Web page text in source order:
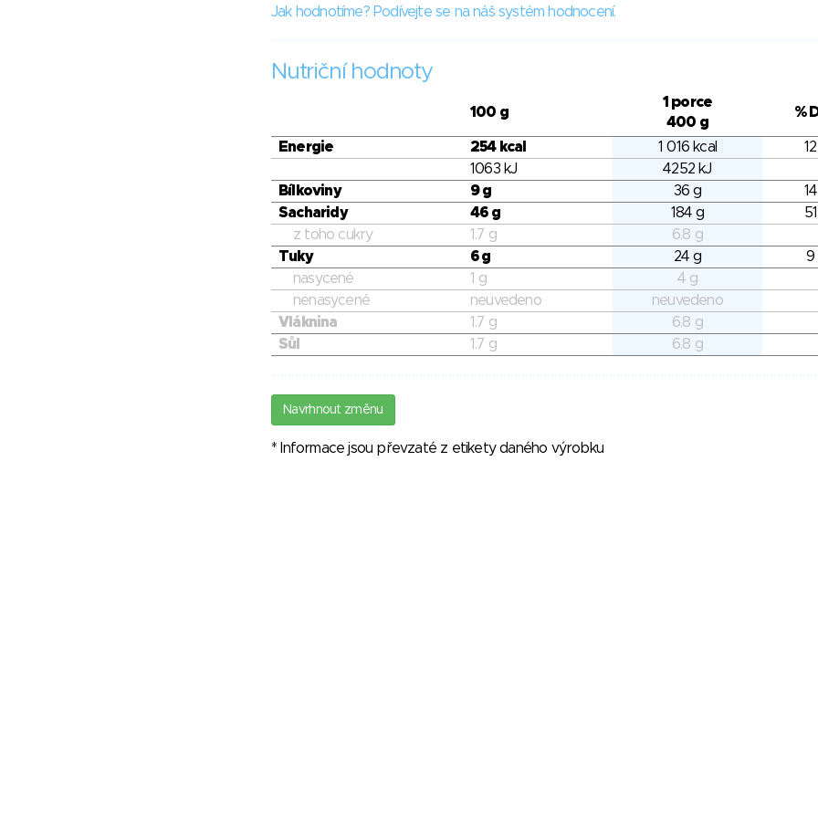
Jak hodnotíme? Podívejte se na náš systém hodnocení.
Nutriční hodnoty
100 g
1 porce
400 g
%
Energie 254 kcal 1 016 kcal
1063 kJ
4252 kJ
Bílkoviny
9 g 36 g
Sacharidy
46 g 184 g
z toho cukry
1.7 g
6.8 g
Tuky
6 g 24 g
9
nasycené
1 g
4 g
nenasycené
neuvedeno
neuvedeno
Vláknina
1.7 g
6.8 g
Sůl
1.7 g 6.8 g
Navrhnout změnu
* Informace jsou převzaté z etikety daného výrobku